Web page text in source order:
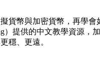
貨幣與加密貨幣，再學
提供的中文教學資源，
穩、更遠。